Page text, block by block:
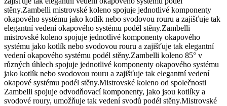
stěny.Zambelli mistrovské koleno spojuje jednotlivé komponenty
okapového systému jako kotlík nebo svodovou rouru a zajišťuje tak
elegantní vedení okapového systému podél stěny.Zambelli
mistrovské koleno spojuje jednotlivé komponenty okapového
systému jako kotlík nebo svodovou rouru a zajišťuje tak elegantní
vedení okapového systému podél stěny.Zambelli koleno 85° v
různých úhlech spojuje jednotlivé komponenty okapového systému
jako kotlík nebo svodovou rouru a zajišťuje tak elegantní vedení
okapové systému podél stěny.Mistrovské koleno od společnosti
Zambelli spojuje odvodňovací komponenty, jako jsou kotlíky a
svodové roury, umožňuje tak vedení svodů podél stěny.Mistrovské